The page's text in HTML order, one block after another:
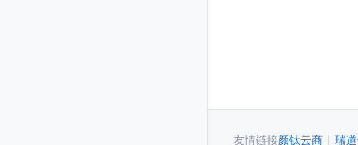
友情链接颜钛云商 | 瑞